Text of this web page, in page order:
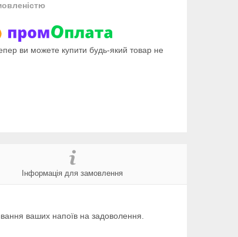
ви можете купити будь-який товар не
Інформація для замовлення
ваших напоїв на задоволення.